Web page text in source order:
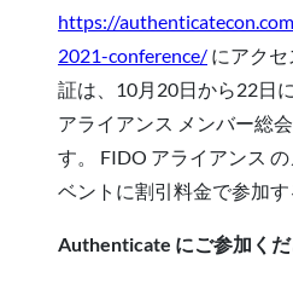
https://
2021-conference/ にアク
証は、10月20日から22日
アライアンス メンバー総
す。 FIDO アライアンス
ベントに割引料金で参加す
Authenticate にご参加く